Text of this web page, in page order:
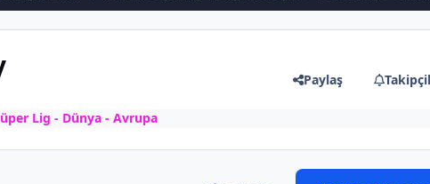
Paylaş
Lig - Dünya - Avrupa